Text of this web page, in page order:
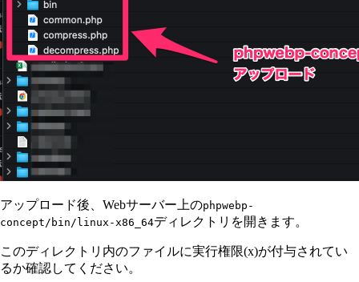
アップロード後、Webサーバー上のphpwebp-
concept/bin/linux-x86_64ディレクトリを開きます。
このディレクトリ内のファイルに実行権限(x)が付与されてい
るか確認してください。